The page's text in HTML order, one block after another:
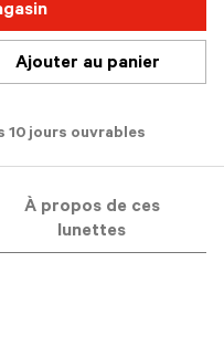
Ajouter au panier
10 jours ouvrables
À propos de ces
lunettes